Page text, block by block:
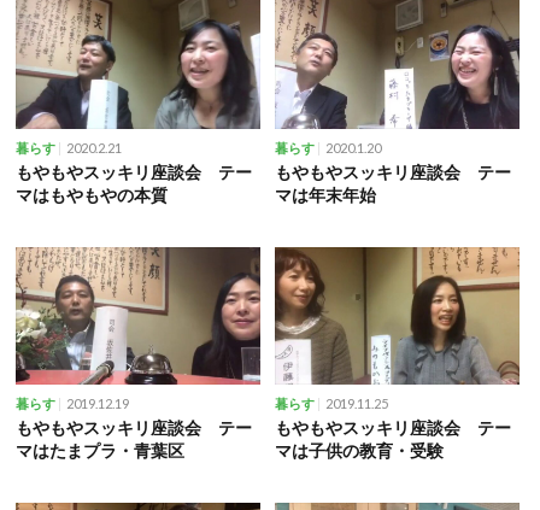
暮らす 2020.2.21
もやもやスッキリ座談会 テー
マはもやもやの本質
暮らす 2020.1.20
もやもやスッキリ座談会 テー
マは年末年始
暮らす 2019.12.19
もやもやスッキリ座談会 テー
マはたまプラ・青葉区
暮らす 2019.11.25
もやもやスッキリ座談会 テー
マは子供の教育・受験